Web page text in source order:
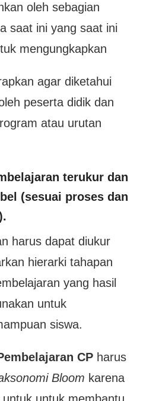
oleh sebagian
saat ini yang saat ini
mengungkapkan
agar diketahui
peserta didik dan
atau urutan
terukur dan
(sesuai proses dan
harus dapat diukur
hierarki tahapan
yang hasil
untuk
siswa.
CP harus
Bloom karena